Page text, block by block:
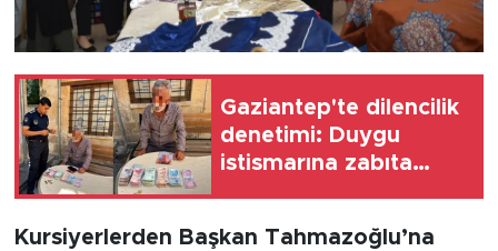
Gaziantep'te dilencilik
denetimi: Duygu
istismarına zabıta
Kursiyerlerden Başkan Tahmazoğlu’na